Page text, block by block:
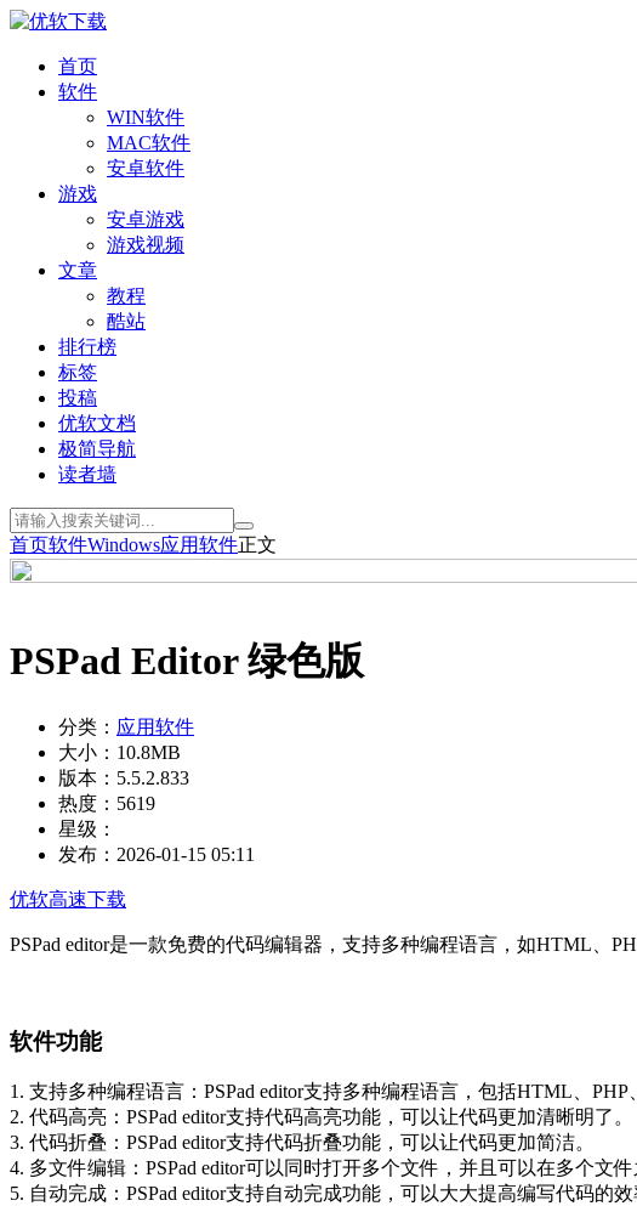
首页
软件
WIN软件
MAC软件
安卓软件
游戏
安卓游戏
游戏视频
文章
教程
酷站
排行榜
标签
投稿
优软文档
极简导航
读者墙
首页软件Windows应用软件正文
PSPad Editor 绿色版
分类： 应用软件
大小： 10.8MB
版本： 5.5.2.833
热度： 5619
星级：
发布： 2026-01-15 05:11
优软高速下载
PSPad editor是一款免费的代码编辑器，支持多种编程语言，如HTML、
软件功能
1. 支持多种编程语言：PSPad editor支持多种编程语言，包括HTML、PHP
2. 代码高亮：PSPad editor支持代码高亮功能，可以让代码更加清晰明了。
3. 代码折叠：PSPad editor支持代码折叠功能，可以让代码更加简洁。
4. 多文件编辑：PSPad editor可以同时打开多个文件，并且可以在多个文件
5. 自动完成：PSPad editor支持自动完成功能，可以大大提高编写代码的效